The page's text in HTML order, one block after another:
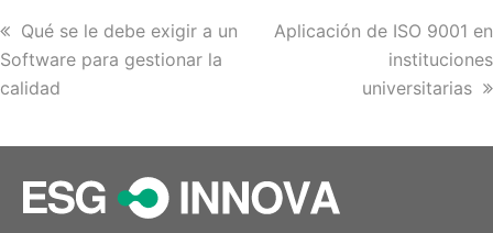
previous
post:
Qué se le debe exigir a un
Software para gestionar la
calidad
next
Aplicación de ISO 9001 en
instituciones
universitarias